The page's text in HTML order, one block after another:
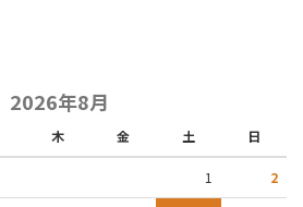
2026年8月
木 金 土 日
1 2